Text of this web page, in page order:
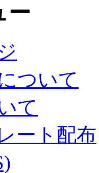
ー
ついて
て
ート配布